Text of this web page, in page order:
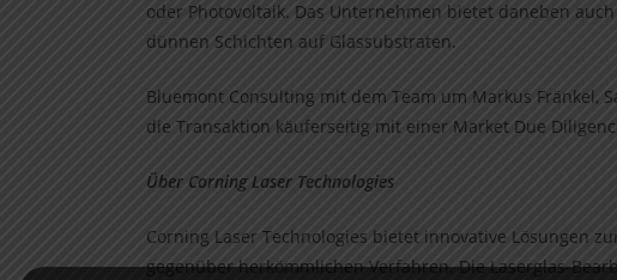
oder Photovoltaik. Das Unternehmen bietet daneben
dünnen Schichten auf Glassubstraten.
Bluemont Consulting mit dem Team um Markus Fränkel,
die Transaktion käuferseitig mit einer Market Due
Über Corning Laser Technologies
Corning Laser Technologies bietet innovative Lösungen
gegenüber herkömmlichen Verfahren. Die Laserglas-